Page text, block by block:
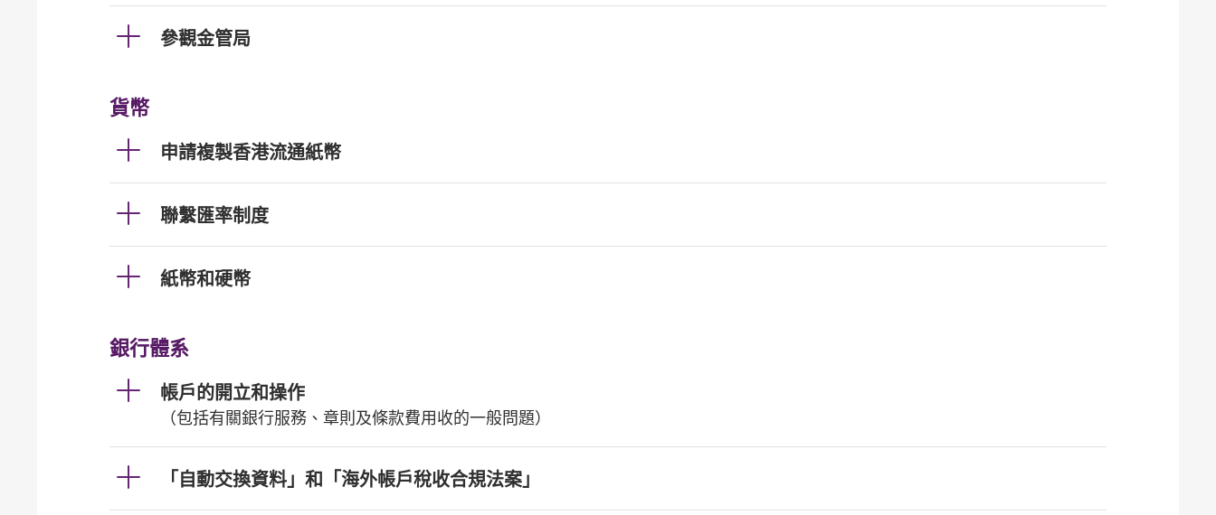
參觀金管局
貨幣
申請複製香港流通紙幣
聯繫匯率制度
紙幣和硬幣
銀行體系
帳戶的開立和操作
（包括有關銀行服務、章則及條款費用收的一般問題）
「自動交換資料」和「海外帳戶稅收合規法案」